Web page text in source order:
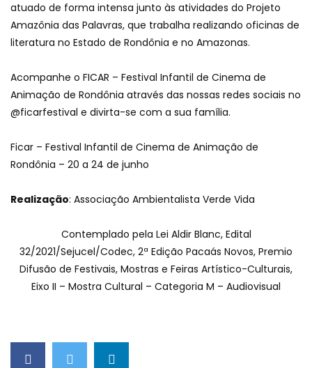
atuado de forma intensa junto às atividades do Projeto
Amazônia das Palavras, que trabalha realizando oficinas de
literatura no Estado de Rondônia e no Amazonas.
Acompanhe o FICAR – Festival Infantil de Cinema de
Animação de Rondônia através das nossas redes sociais no
@ficarfestival e divirta-se com a sua família.
Ficar – Festival Infantil de Cinema de Animação de
Rondônia – 20 a 24 de junho
Realização: Associação Ambientalista Verde Vida
Contemplado pela Lei Aldir Blanc, Edital
32/2021/Sejucel/Codec, 2ª Edição Pacaás Novos, Premio
Difusão de Festivais, Mostras e Feiras Artístico-Culturais,
Eixo II – Mostra Cultural – Categoria M – Audiovisual